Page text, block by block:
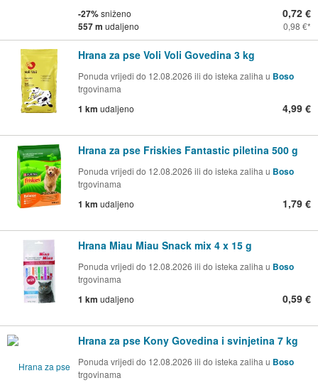
-27%sniženo
557 m udaljeno
0,72 €
0,98 €
Hrana za pse Voli Voli Govedina 3 kg
Ponuda vrijedi do 12.08.2026 ili do isteka zaliha u Boso
trgovinama
1 km udaljeno 4,99 €
Hrana za pse Friskies Fantastic piletina 500 g
Ponuda vrijedi do 12.08.2026 ili do isteka zaliha u Boso
trgovinama
1 km udaljeno 1,79 €
Hrana Miau Miau Snack mix 4 x 15 g
Ponuda vrijedi do 12.08.2026 ili do isteka zaliha u Boso
trgovinama
1 km udaljeno 0,59 €
Hrana za pse Kony Govedina i svinjetina 7 kg
Ponuda vrijedi do 12.08.2026 ili do isteka zaliha u Boso
trgovinama